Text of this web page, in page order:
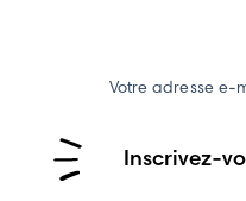
Votre adresse e-
Inscrivez-